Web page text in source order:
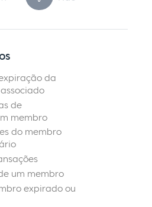
da
de
membro
do membro
um membro
expirado ou